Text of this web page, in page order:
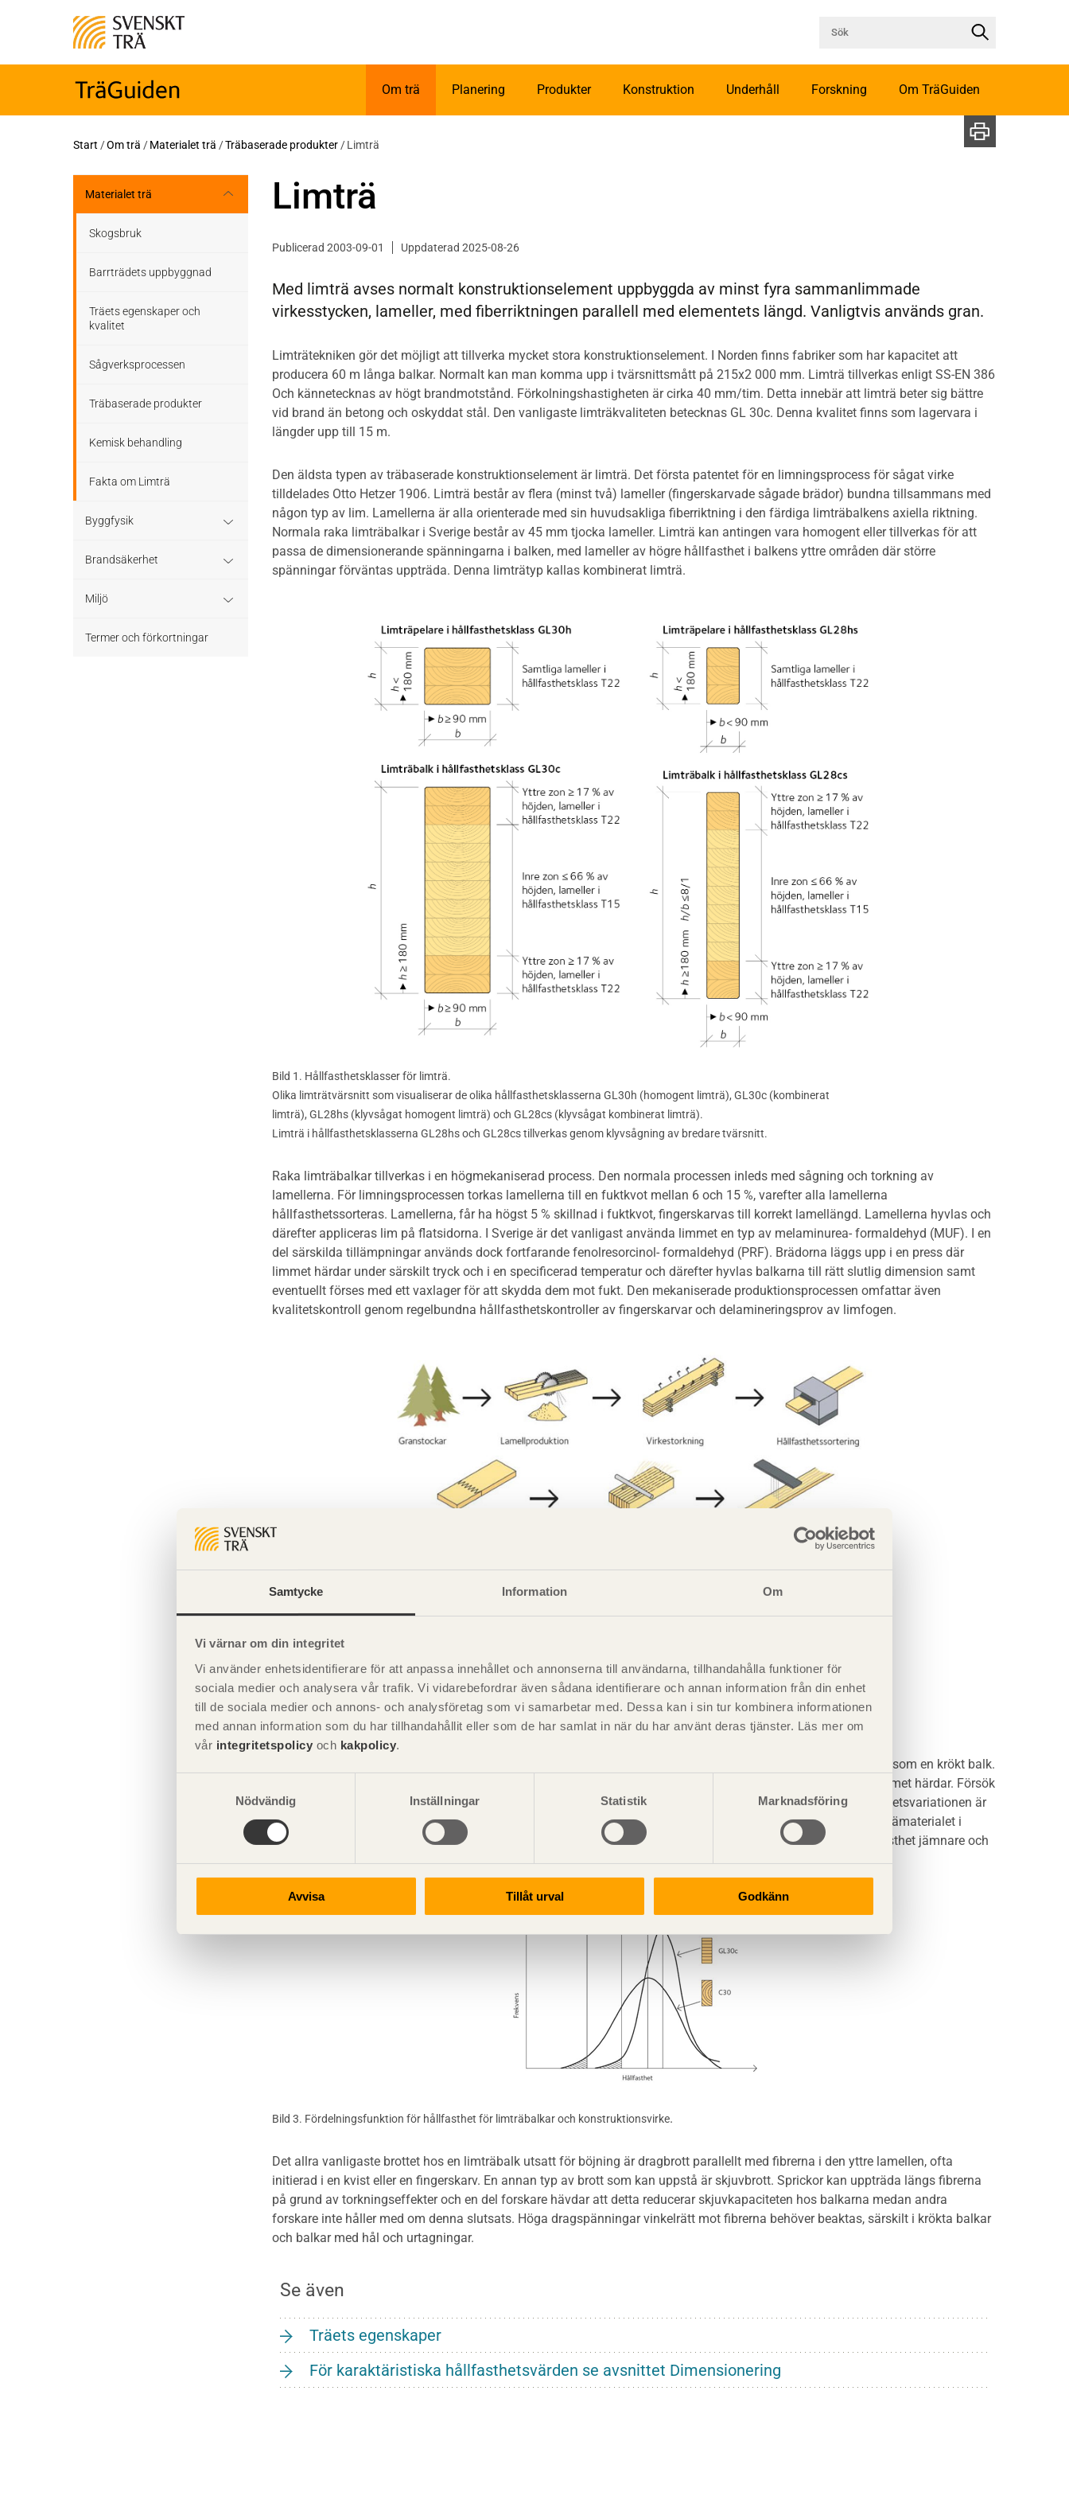
Samtycke Information Om
Vi värnar om din integritet
Vi använder enhetsidentifierare för att anpassa innehållet och annonserna till användarna, tillhandahålla funktioner för
sociala medier och analysera vår trafik. Vi vidarebefordrar även sådana identifierare och annan information från din enhet
till de sociala medier och annons- och analysföretag som vi samarbetar med. Dessa kan i sin tur kombinera informationen
med annan information som du har tillhandahållit eller som de har samlat in när du har använt deras tjänster. Läs mer om
vår integritetspolicy och kakpolicy.
Nödvändig
Inställningar Statistik Marknadsföring
Avvisa Tillåt urval Godkänn
Om trä Planering Produkter Konstruktion Underhåll Forskning Om TräGuiden
Start /Om trä /Materialet trä /Träbaserade produkter/Limträ
Materialet trä
Skogsbruk
Barrträdets uppbyggnad
Träets egenskaper och
kvalitet
Sågverksprocessen
Träbaserade produkter
Kemisk behandling
Fakta om Limträ
Byggfysik
Fukt
Värmeisolering och lufttäthet
Ljud
Brandsäkerhet
Byggnadsklasser och
Miljö
Miljöeffekter
Termer och förkortningar
Limträ
Publicerad 2003-09-01 Uppdaterad 2025-08-26
Med limträ avses normalt konstruktionselement uppbyggda av minst fyra sammanlimmade
virkesstycken, lameller, med fiberriktningen parallell med elementets längd. Vanligtvis används gran.
Limträtekniken gör det möjligt att tillverka mycket stora konstruktionselement. I Norden finns fabriker som har kapacitet att
producera 60 m långa balkar. Normalt kan man komma upp i tvärsnittsmått på 215x2 000 mm. Limträ tillverkas enligt SS-EN 386
Och kännetecknas av högt brandmotstånd. Förkolningshastigheten är cirka 40 mm/tim. Detta innebär att limträ beter sig bättre
vid brand än betong och oskyddat stål. Den vanligaste limträkvaliteten betecknas GL 30c. Denna kvalitet finns som lagervara i
längder upp till 15 m.
Den äldsta typen av träbaserade konstruktionselement är limträ. Det första patentet för en limningsprocess för sågat virke
tilldelades Otto Hetzer 1906. Limträ består av flera (minst två) lameller (fingerskarvade sågade brädor) bundna tillsammans med
någon typ av lim. Lamellerna är alla orienterade med sin huvudsakliga fiberriktning i den färdiga limträbalkens axiella riktning.
Normala raka limträbalkar i Sverige består av 45 mm tjocka lameller. Limträ kan antingen vara homogent eller tillverkas för att
passa de dimensionerande spänningarna i balken, med lameller av högre hållfasthet i balkens yttre områden där större
spänningar förväntas uppträda. Denna limträtyp kallas kombinerat limträ.
Bild 1. Hållfasthetsklasser för limträ.
Olika limträtvärsnitt som visualiserar de olika hållfasthetsklasserna GL30h (homogent limträ), GL30c (kombinerat
limträ), GL28hs (klyvsågat homogent limträ) och GL28cs (klyvsågat kombinerat limträ).
Limträ i hållfasthetsklasserna GL28hs och GL28cs tillverkas genom klyvsågning av bredare tvärsnitt.
Raka limträbalkar tillverkas i en högmekaniserad process. Den normala processen inleds med sågning och torkning av
lamellerna. För limningsprocessen torkas lamellerna till en fuktkvot mellan 6 och 15 %, varefter alla lamellerna
hållfasthetssorteras. Lamellerna, får ha högst 5 % skillnad i fuktkvot, fingerskarvas till korrekt lamellängd. Lamellerna hyvlas och
därefter appliceras lim på flatsidorna. I Sverige är det vanligast använda limmet en typ av melaminurea- formaldehyd (MUF). I en
del särskilda tillämpningar används dock fortfarande fenolresorcinol- formaldehyd (PRF). Brädorna läggs upp i en press där
limmet härdar under särskilt tryck och i en specificerad temperatur och därefter hyvlas balkarna till rätt slutlig dimension samt
eventuellt förses med ett vaxlager för att skydda dem mot fukt. Den mekaniserade produktionsprocessen omfattar även
kvalitetskontroll genom regelbundna hållfasthetskontroller av fingerskarvar och delamineringsprov av limfogen.
Bild 2. Tillverkningsprocessen för raka limträbalkar .
Balkarna kan även tillverkas som krökta balkar, antingen en liten överhöjning för att minimera nedböjning, eller som en krökt balk.
De krökta balkarna tillverkas vanligen av tunnare lameller och tvingas till den önskade krökta formen innan limmet härdar. Försök
har visat att limträ i medeltal inte är mycket starkare än solida balkar av samma dimensioner, men att hållfasthetsvariationen är
mindre. Den låga variabiliteten förklaras ofta med lamineringseffekter, det vill säga genom att dela det solida trämaterialet i
mindre stycken och limma ihop dem i slumpmässig ordning, så fördelas områden med virkesfel och låg hållfasthet jämnare och
varje virkesfel ger en mindre tydlig effekt.
Bild 3. Fördelningsfunktion för hållfasthet för limträbalkar och konstruktionsvirke.
Det allra vanligaste brottet hos en limträbalk utsatt för böjning är dragbrott parallellt med fibrerna i den yttre lamellen, ofta
initierad i en kvist eller en fingerskarv. En annan typ av brott som kan uppstå är skjuvbrott. Sprickor kan uppträda längs fibrerna
på grund av torkningseffekter och en del forskare hävdar att detta reducerar skjuvkapaciteten hos balkarna medan andra
forskare inte håller med om denna slutsats. Höga dragspänningar vinkelrätt mot fibrerna behöver beaktas, särskilt i krökta balkar
och balkar med hål och urtagningar.
Se även
Träets egenskaper
För karaktäristiska hållfasthetsvärden se avsnittet Dimensionering